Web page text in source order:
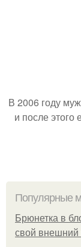
В 2006 году
и после
Популярные
Брюнетка в
свой внешний